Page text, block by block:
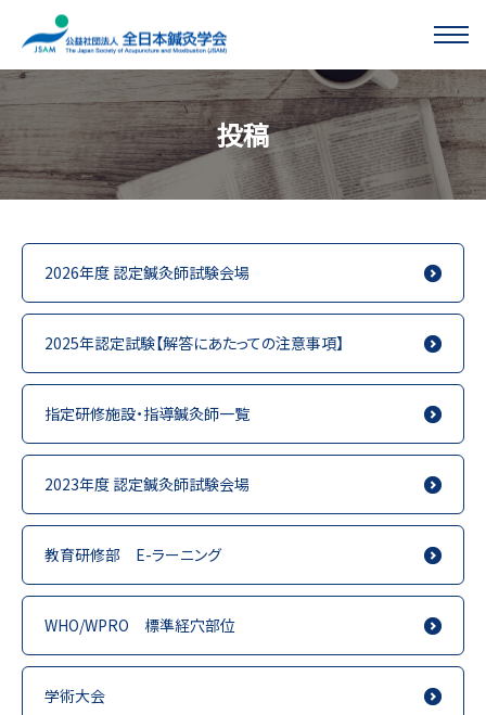
投稿
2026年度 認定鍼灸師試験会場
2025年認定試験【解答にあたっての注意事項】
指定研修施設・指導鍼灸師一覧
2023年度 認定鍼灸師試験会場
教育研修部 E-ラーニング
WHO/WPRO 標準経穴部位
学術大会